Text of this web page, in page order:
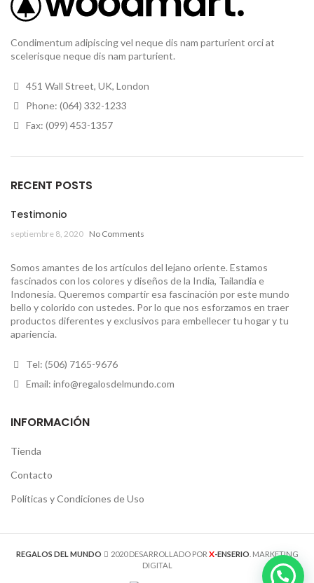
Condimentum adipiscing vel neque dis nam parturient orci at
scelerisque neque dis nam parturient.
451 Wall Street, UK, London
Phone: (064) 332-1233
Fax: (099) 453-1357
RECENT POSTS
Testimonio
septiembre 8, 2020 No Comments
Somos amantes de los artículos del lejano oriente. Estamos
fascinados con los colores y diseños de la India, Tailandia e
Indonesia. Queremos compartir esa fascinación por este mundo
bello y colorido con ustedes. Por lo que nos esforzamos en traer
productos diferentes y exclusivos para embellecer tu hogar y tu
apariencia.
Tel: (506) 7165-9676
Email: info@regalosdelmundo.com
INFORMACIÓN
Tienda
Contacto
Políticas y Condiciones de Uso
REGALOS DEL MUNDO 2020 DESARROLLADO POR X-ENSERIO . MARKETING
DIGITAL